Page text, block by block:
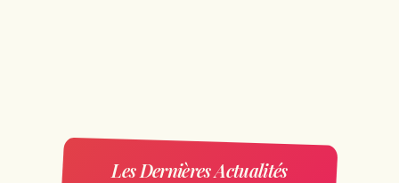
Les Dernières Actualités